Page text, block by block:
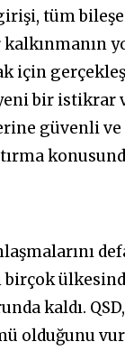
tüm
için
bir
güvenli
kaldı.
olduğunu